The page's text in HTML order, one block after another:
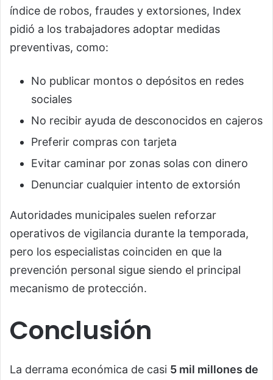
índice de robos, fraudes y extorsiones, Index
pidió a los trabajadores adoptar medidas
preventivas, como:
No publicar montos o depósitos en redes
sociales
No recibir ayuda de desconocidos en cajeros
Preferir compras con tarjeta
Evitar caminar por zonas solas con dinero
Denunciar cualquier intento de extorsión
Autoridades municipales suelen reforzar
operativos de vigilancia durante la temporada,
pero los especialistas coinciden en que la
prevención personal sigue siendo el principal
mecanismo de protección.
Conclusión
La derrama económica de casi 5 mil millones de